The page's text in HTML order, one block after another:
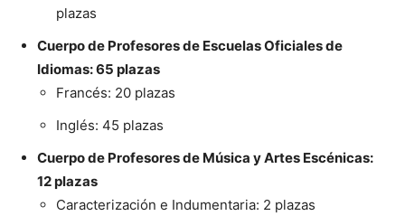
plazas
Cuerpo de Profesores de Escuelas Oficiales de
Idiomas: 65 plazas
Francés: 20 plazas
Inglés: 45 plazas
Cuerpo de Profesores de Música y Artes Escénicas:
12 plazas
Caracterización e Indumentaria: 2 plazas